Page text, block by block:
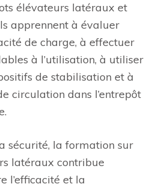
élévateurs latéraux et
apprennent à évaluer
de charge, à effectuer
à l’utilisation, à utiliser
de stabilisation et à
circulation dans l’entrepôt
sécurité, la formation sur
latéraux contribue
l’efficacité et la